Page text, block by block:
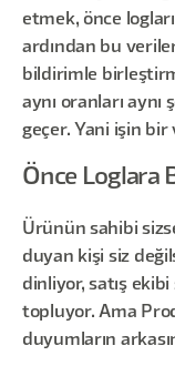
etmek, önce
ardından bu
bildirimle
aynı oranları
geçer. Yani işin bir
Önce Loglara
Ürünün sahibi
duyan kişi siz
dinliyor, satış
topluyor. Ama
duyumların